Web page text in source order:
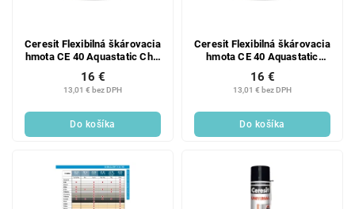
Ceresit Flexibilná škárovacia
hmota CE 40 Aquastatic Chili
2 kg
13,01 € bez DPH
16 €
Do košíka
Ceresit Flexibilná škárovacia
hmota CE 40 Aquastatic
biela 2 kg
13,01 € bez DPH
16 €
Do košíka